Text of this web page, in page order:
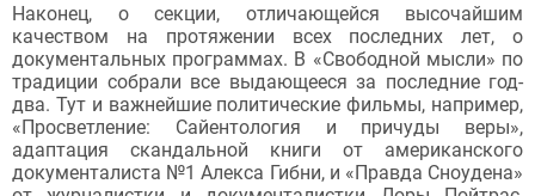
Наконец, о секции, отличающейся высочайшим
качеством на протяжении всех последних лет, о
документальных программах. В «Свободной мысли» по
традиции собрали все выдающееся за последние год-
два. Тут и важнейшие политические фильмы, например,
«Просветление: Сайентология и причуды веры»,
адаптация скандальной книги от американского
документалиста №1 Алекса Гибни, и «Правда Сноудена»